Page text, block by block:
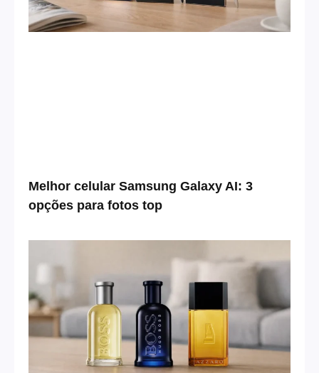
Melhor celular Samsung Galaxy AI: 3
opções para fotos top